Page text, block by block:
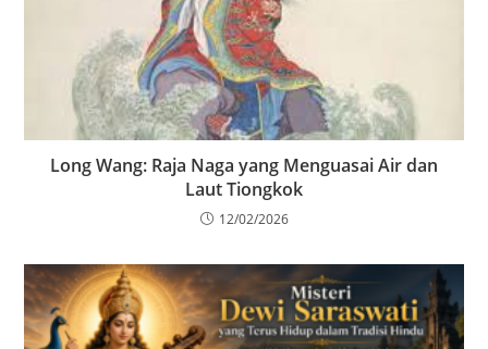
Long Wang: Raja Naga yang Menguasai Air dan
Laut Tiongkok
12/02/2026